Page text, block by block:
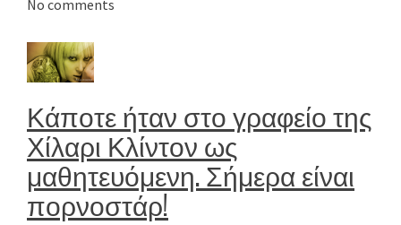
No comments
Κάποτε ήταν στο γραφείο της
Χίλαρι Κλίντον ως
μαθητευόμενη. Σήμερα είναι
πορνοστάρ!